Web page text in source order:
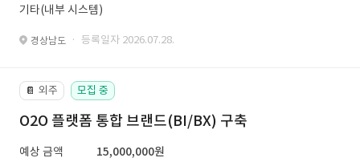
기타(내부 시스템)
경상남도 · 등록일자 2026.07.28.
📔 외주 모집 중
O2O 플랫폼 통합 브랜드(BI/BX) 구축
예상 금액
15,000,000원